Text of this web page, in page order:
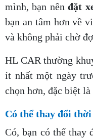
mình, bạn nênđặt
bạn an tâm hơn về
và không phải chờ
HL CAR thường
ít nhất một ngày
chọn hơn, đặc biệt
Có thể thay đổi
Có, bạn có thể thay